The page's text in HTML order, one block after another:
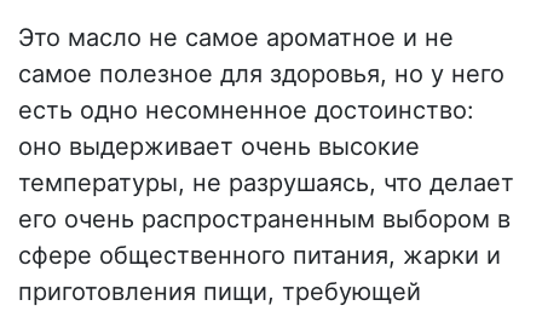
Это масло не самое ароматное и не
самое полезное для здоровья, но у него
есть одно несомненное достоинство:
оно выдерживает очень высокие
температуры, не разрушаясь, что делает
его очень распространенным выбором в
сфере общественного питания, жарки и
приготовления пищи, требующей